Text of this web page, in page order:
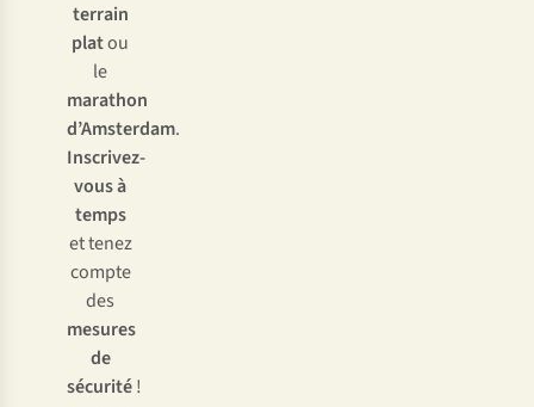
terrain
platou
le
marathon
d’Amsterdam.
Inscrivez-
vous à
temps
et tenez
compte
des
mesures
de
sécurité!